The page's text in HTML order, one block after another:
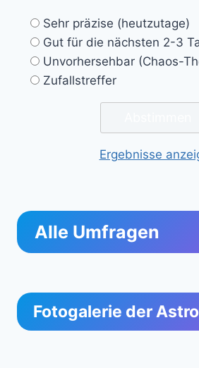
Sehr präzise (heutzutage)
Gut für die nächsten 2-3
Unvorhersehbar (Chaos-
Zufallstreffer
Ergebnisse
Alle Umfragen
Fotogalerie der